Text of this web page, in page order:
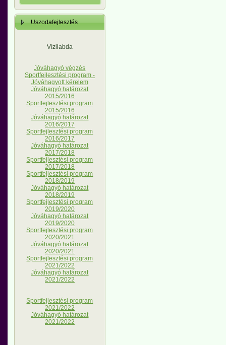
Uszodafejlesztés
Vízilabda
Jóváhagyó végzés
Sportfejlesztési program -
Jóváhagyott kérelem
Jóváhagyó határozat
2015/2016
Sportfejlesztési program
2015/2016
Jóváhagyó határozat
2016/2017
Sportfejlesztési program
2016/2017
Jóváhagyó határozat
2017/2018
Sportfejlesztési program
2017/2018
Sportfejlesztési program
2018/2019
Jóváhagyó határozat
2018/2019
Sportfejlesztési program
2019/2020
Jóváhagyó határozat
2019/2020
Sportfejlesztési program
2020/2021
Jóváhagyó határozat
2020/2021
Sportfejlesztési program
2021/2022
Jóváhagyó határozat
2021/2022
Sportfejlesztési program
2021/2022
Jóváhagyó határozat
2021/2022